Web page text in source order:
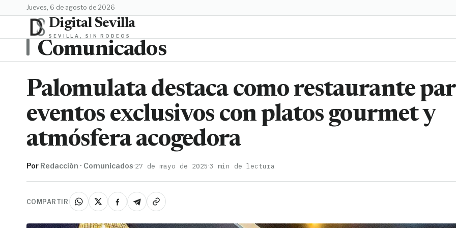
jueves, 6 de agosto de 2026
Digital Sevilla
SEVILLA, SIN RODEOS
Comunicados
Palomulata destaca como restaurante
eventos exclusivos con platos gourmet y
atmósfera acogedora
Por Redacción · Comunicados·27 de mayo de 2025·3 min de lectura
COMPARTIR